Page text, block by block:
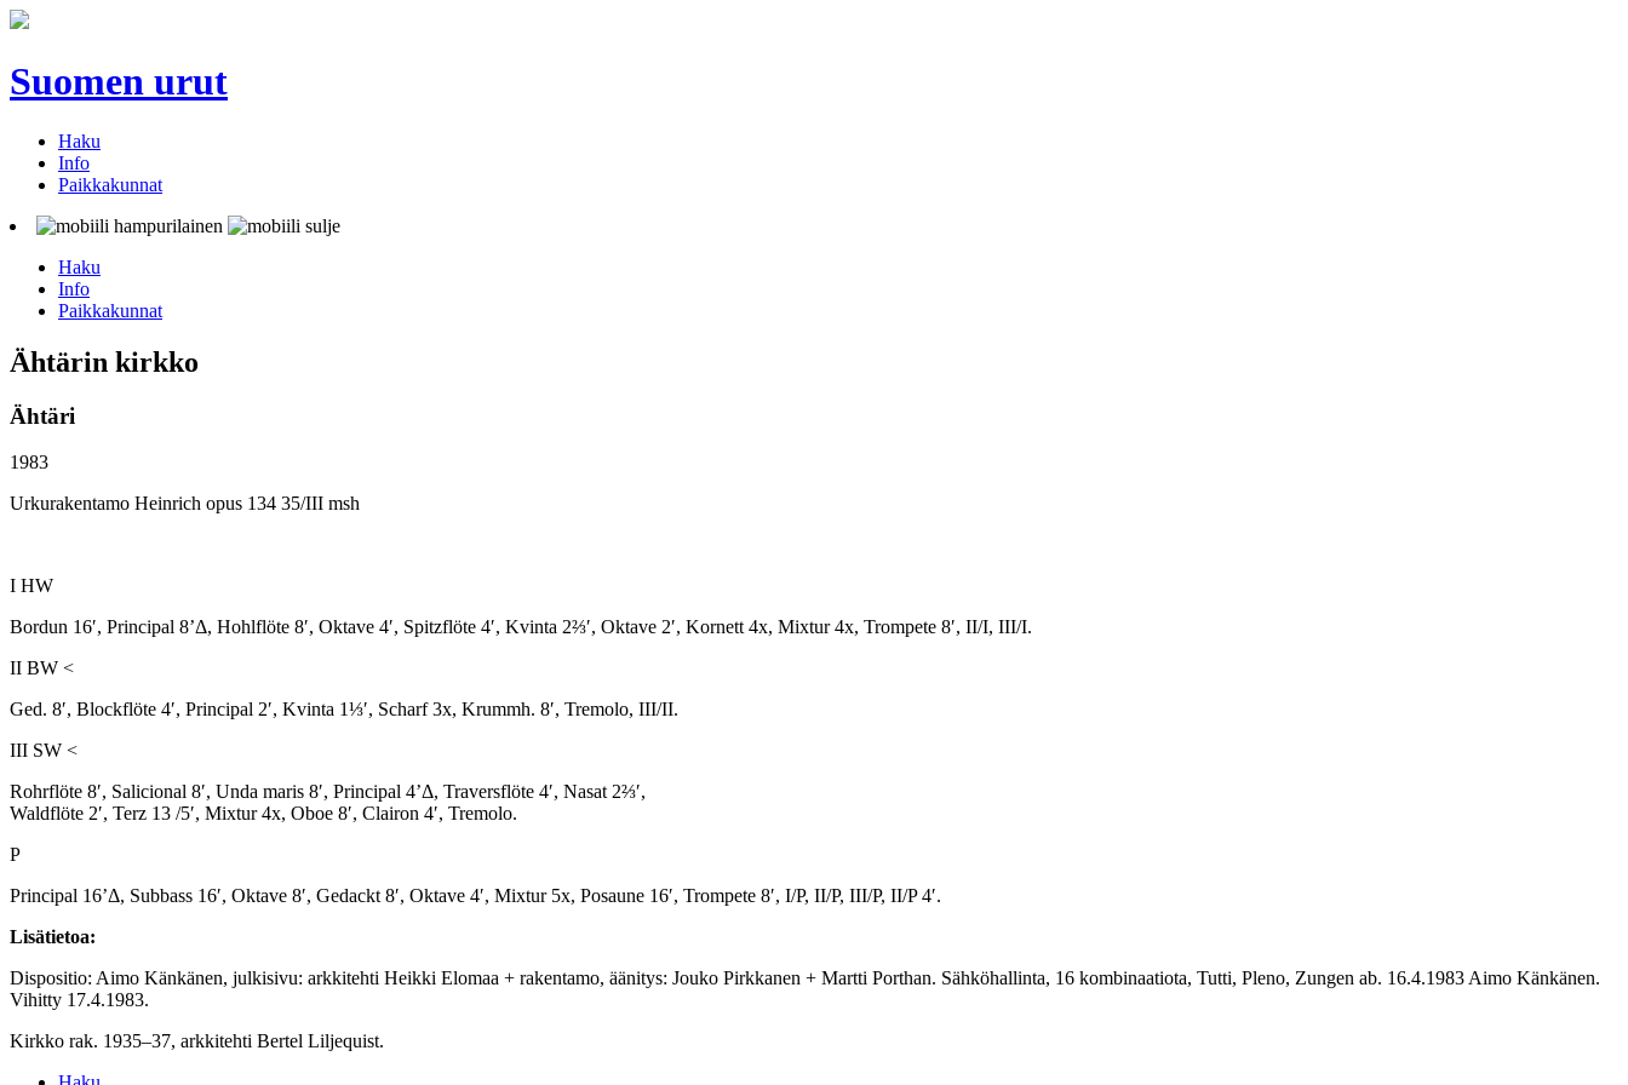
Suomen urut
Haku
Info
Paikkakunnat
Haku
Info
Paikkakunnat
Ähtärin kirkko
Ähtäri
1983
Urkurakentamo Heinrich opus 134 35/III msh
I HW
Bordun 16′, Principal 8’Δ, Hohlflöte 8′, Oktave 4′, Spitzflöte 4′, Kvinta 2⅔′, Oktave 2′, Kornett 4x, Mixtur 4x, Trompete 8′, II/I, III/I.
II BW <
Ged. 8′, Blockflöte 4′, Principal 2′, Kvinta 1⅓′, Scharf 3x, Krummh. 8′, Tremolo, III/II.
III SW <
Rohrflöte 8′, Salicional 8′, Unda maris 8′, Principal 4’Δ, Traversflöte 4′, Nasat 2⅔′,
Waldflöte 2′, Terz 13 /5′, Mixtur 4x, Oboe 8′, Clairon 4′, Tremolo.
P
Principal 16’Δ, Subbass 16′, Oktave 8′, Gedackt 8′, Oktave 4′, Mixtur 5x, Posaune 16′, Trompete 8′, I/P, II/P, III/P, II/P 4′.
Lisätietoa:
Dispositio: Aimo Känkänen, julkisivu: arkkitehti Heikki Elomaa + rakentamo, äänitys: Jouko Pirkkanen + Martti Porthan. Sähköhallinta, 16 kombinaatiota, Tutti, Pleno, Zungen ab. 16.4.1983 Aimo Känkänen.
Vihitty 17.4.1983.
Kirkko rak. 1935–37, arkkitehti Bertel Liljequist.